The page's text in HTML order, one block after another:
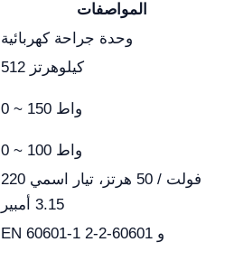
المواصفات
وحدة جراحة كهربائية
512 كيلوهرتز
0 ~ 150 واط
0 ~ 100 واط
220 فولت / 50 هرتز، تيار اسمي
3.15 أمبير
EN 60601-1 و 60601-2-2